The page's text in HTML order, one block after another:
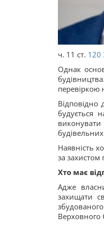
ч. 11 ст. 120
Однак
перевіркою
Відповідно
будується
Наявність
за
Хто має
Адже
захищати
Верховного